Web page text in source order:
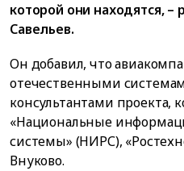
которой они находятся,
Савельев.
Он добавил, что
отечественными
консультантами проекта,
«Национальные
системы» (НИРС),
Внуково.